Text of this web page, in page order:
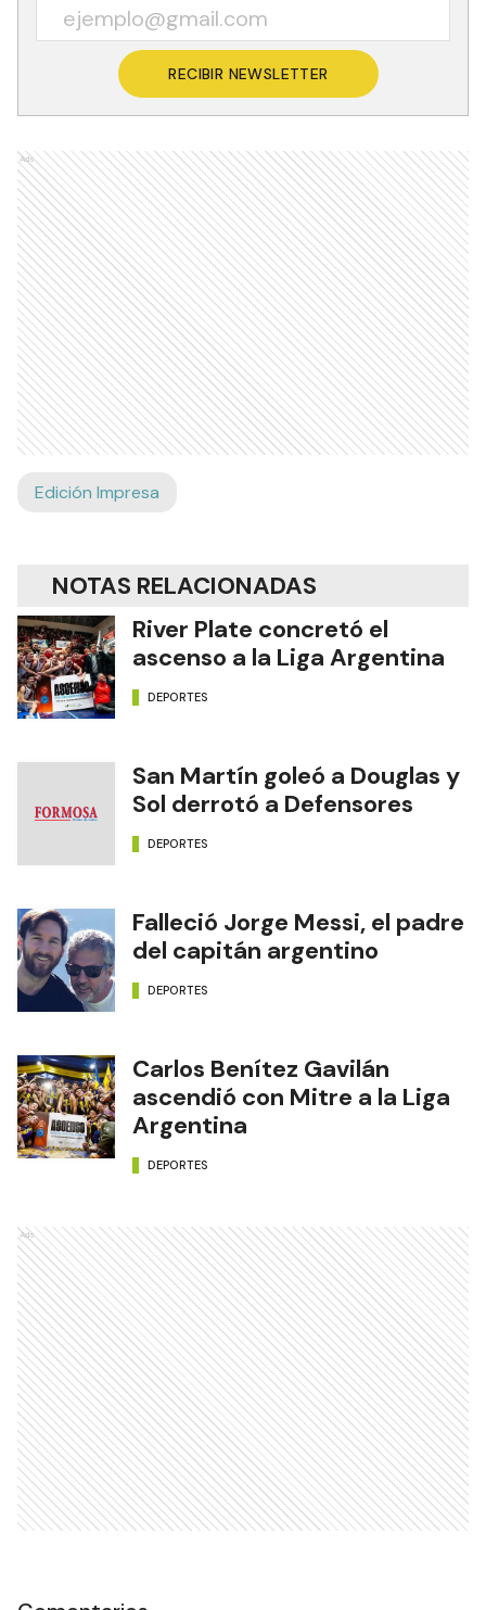
RECIBIR NEWSLETTER
Ads
Edición Impresa
NOTAS RELACIONADAS
River Plate concretó el
ascenso a la Liga Argentina
DEPORTES
San Martín goleó a Douglas y
Sol derrotó a Defensores
DEPORTES
Falleció Jorge Messi, el padre
del capitán argentino
DEPORTES
Carlos Benítez Gavilán
ascendió con Mitre a la Liga
Argentina
DEPORTES
Ads